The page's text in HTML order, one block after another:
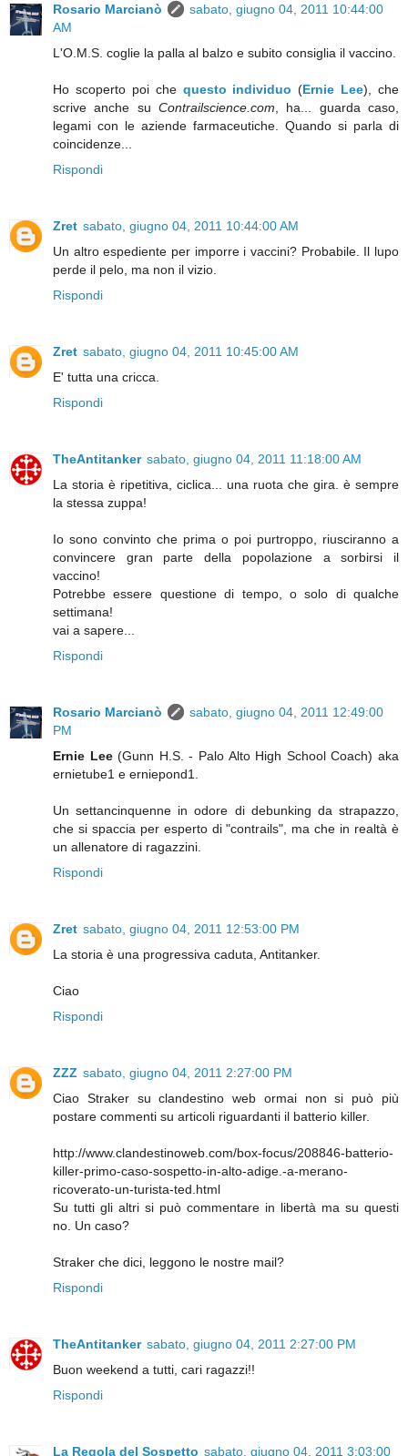
Rosario Marcianò
sabato, giugno 04, 2011 10:44:00
AM
L'O.M.S. coglie la palla al balzo e subito consiglia il vaccino.
Ho scoperto poi che questo individuo (Ernie Lee), che
scrive anche su Contrailscience.com , ha... guarda caso,
legami con le aziende farmaceutiche. Quando si parla di
coincidenze...
Rispondi
Zret sabato, giugno 04, 2011 10:44:00 AM
Un altro espediente per imporre i vaccini? Probabile. Il lupo
perde il pelo, ma non il vizio.
Rispondi
Zret sabato, giugno 04, 2011 10:45:00 AM
E' tutta una cricca.
Rispondi
TheAntitanker sabato, giugno 04, 2011 11:18:00 AM
La storia è ripetitiva, ciclica... una ruota che gira. è sempre
la stessa zuppa!
Io sono convinto che prima o poi purtroppo, riusciranno a
convincere gran parte della popolazione a sorbirsi il
vaccino!
Potrebbe essere questione di tempo, o solo di qualche
settimana!
vai a sapere...
Rispondi
Rosario Marcianò
sabato, giugno 04, 2011 12:49:00
PM
Ernie Lee(Gunn H.S. - Palo Alto High School Coach) aka
ernietube1 e erniepond1.
Un settancinquenne in odore di debunking da strapazzo,
che si spaccia per esperto di "contrails", ma che in realtà è
un allenatore di ragazzini.
Rispondi
Zret sabato, giugno 04, 2011 12:53:00 PM
La storia è una progressiva caduta, Antitanker.
Ciao
Rispondi
ZZZ sabato, giugno 04, 2011 2:27:00 PM
Ciao Straker su clandestino web ormai non si può più
postare commenti su articoli riguardanti il batterio killer.
http://www.clandestinoweb.com/box-focus/208846-batterio-
killer-primo-caso-sospetto-in-alto-adige.-a-merano-
ricoverato-un-turista-ted.html
Su tutti gli altri si può commentare in libertà ma su questi
no. Un caso?
Straker che dici, leggono le nostre mail?
Rispondi
TheAntitanker sabato, giugno 04, 2011 2:27:00 PM
Buon weekend a tutti, cari ragazzi!!
Rispondi
La Regola del Sospetto sabato, giugno 04, 2011 3:03:00